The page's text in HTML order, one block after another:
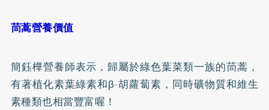
茼蒿營養價值
簡鈺樺營養師表示，歸屬於綠色葉菜類一族的茼蒿，
有著植化素葉綠素和β-胡蘿蔔素，同時礦物質和維生
素種類也相當豐富喔！